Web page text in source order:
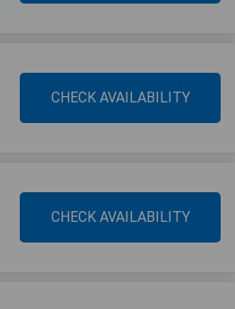
CHECK AVAILABILITY
CHECK AVAILABILITY